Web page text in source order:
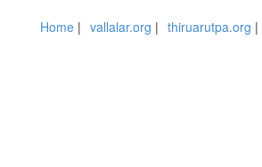
Home | vallalar.org | thiruarutpa.org |